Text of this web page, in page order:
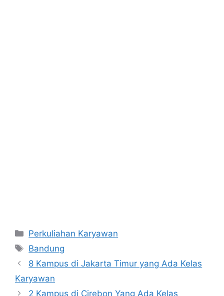
Kategori
Perkuliahan Karyawan
Tag
Bandung
8 Kampus di Jakarta Timur yang Ada Kelas
Karyawan
2 Kampus di Cirebon Yang Ada Kelas